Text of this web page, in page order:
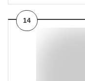
14